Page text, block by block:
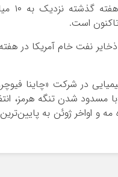
اداره
است.
نفت خام آمریکا در
در شرکت «چاینا
مسدود شدن تنگه هرمز،
و اواخر ژوئن به